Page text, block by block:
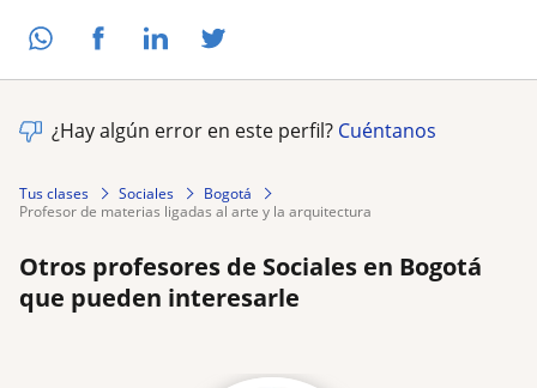
¿Hay algún error en este perfil? Cuéntanos
Tus clases Sociales
Bogotá
profesor de materias ligadas al arte y la arquitectura
Otros profesores de Sociales en Bogotá
que pueden interesarle